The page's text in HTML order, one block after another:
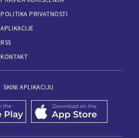
POLITIKA PRIVATNOSTI
APLIKACIJE
RSS
KONTAKT
SKINI APLIKACIJU